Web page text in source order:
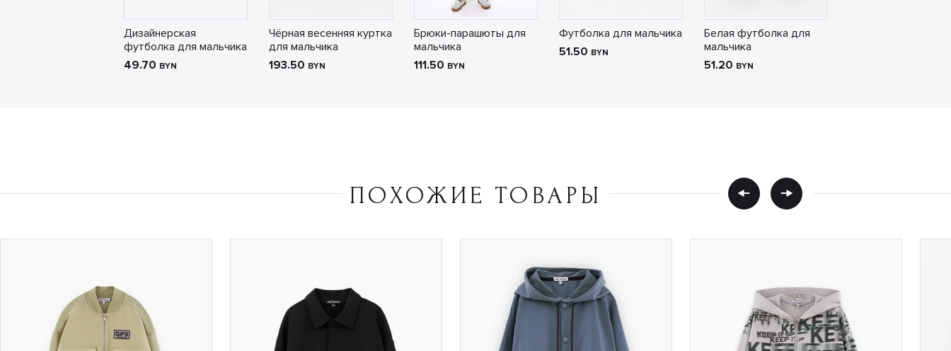
Дизайнерская
футболка для мальчика
49.70 BYN
Чёрная весенняя куртка
для мальчика
193.50 BYN
Брюки-парашюты для
мальчика
111.50 BYN
Футболка для мальчика
51.50 BYN
Белая футболка для
мальчика
51.20 BYN
ПОХОЖИЕ ТОВАРЫ